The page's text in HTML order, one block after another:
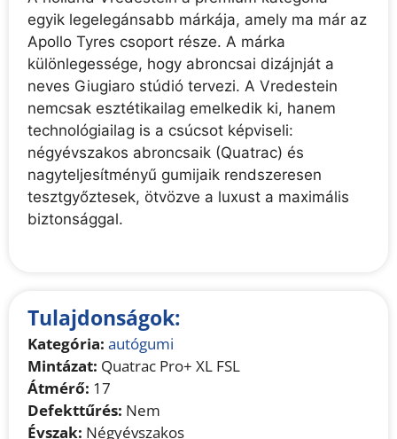
egyik legelegánsabb márkája, amely ma már az
Apollo Tyres csoport része. A márka
különlegessége, hogy abroncsai dizájnját a
neves Giugiaro stúdió tervezi. A Vredestein
nemcsak esztétikailag emelkedik ki, hanem
technológiailag is a csúcsot képviseli:
négyévszakos abroncsaik (Quatrac) és
nagyteljesítményű gumijaik rendszeresen
tesztgyőztesek, ötvözve a luxust a maximális
biztonsággal.
Tulajdonságok:
Kategória: autógumi
Mintázat: Quatrac Pro+ XL FSL
Átmérő: 17
Defekttűrés: Nem
Évszak: Négyévszakos